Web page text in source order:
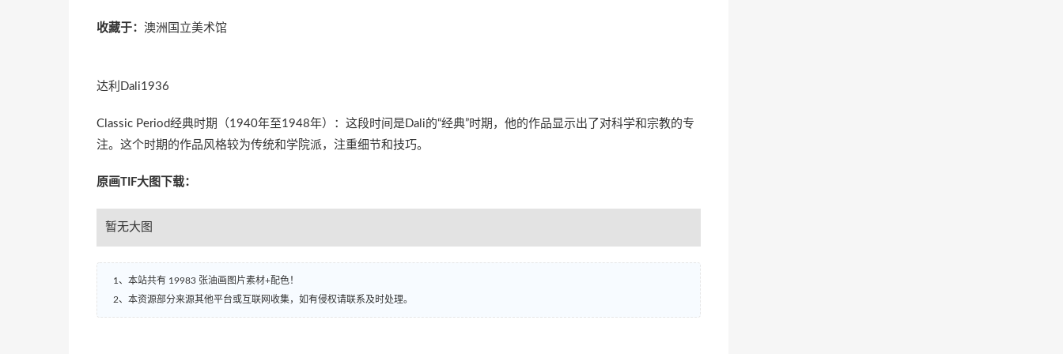
收藏于： 澳洲国立美术馆
达利Dali1936
Classic Period经典时期（1940年至1948年）：这段时间是Dali的“经典”时期，他的作品显示出了对科学和宗教的专
注。这个时期的作品风格较为传统和学院派，注重细节和技巧。
原画TIF大图下载：
暂无大图
1、本站共有 19983 张油画图片素材+配色！
2、本资源部分来源其他平台或互联网收集，如有侵权请联系及时处理。